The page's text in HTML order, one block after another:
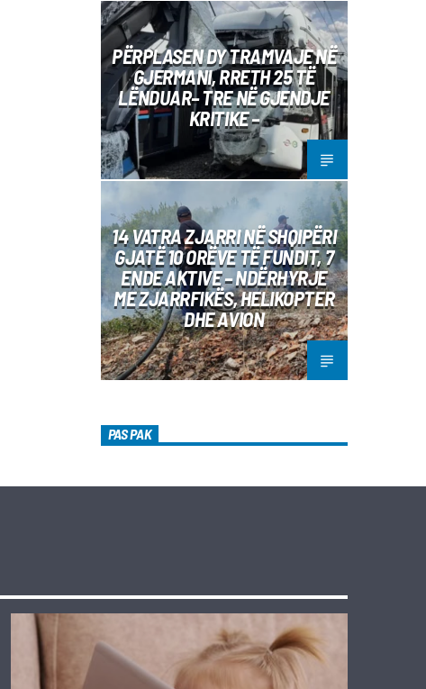
PËRPLASEN DY TRAMVAJE NË
GJERMANI, RRETH 25 TË
LËNDUAR– TRE NË GJENDJE
KRITIKE –
14 VATRA ZJARRI NË SHQIPËRI
GJATË 10 ORËVE TË FUNDIT, 7
ENDE AKTIVE – NDËRHYRJE
ME ZJARRFIKËS, HELIKOPTER
DHE AVION
PAS PAK